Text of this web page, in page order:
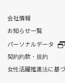
会社情報
お知らせ一覧
パーソナルデータ
契約約款・規約
女性活躍推進法に基